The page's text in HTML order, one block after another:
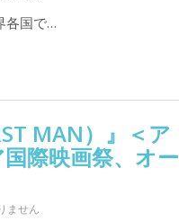
各国で…
MAN）』＜ア
際映画祭、オー
ません